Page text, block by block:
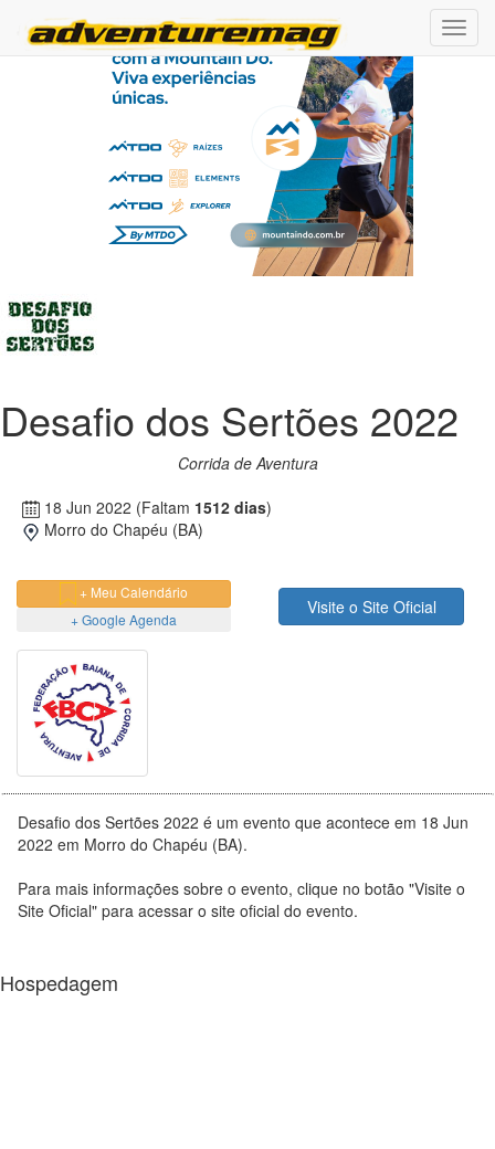
Desafio dos Sertões 2022
Corrida de Aventura
18 Jun 2022 (Faltam 1512 dias)
Morro do Chapéu (BA)
+ Meu Calendário
+ Google Agenda
Visite o Site Oficial
Desafio dos Sertões 2022 é um evento que acontece em 18 Jun
2022 em Morro do Chapéu (BA).
Para mais informações sobre o evento, clique no botão "Visite o
Site Oficial" para acessar o site oficial do evento.
Hospedagem